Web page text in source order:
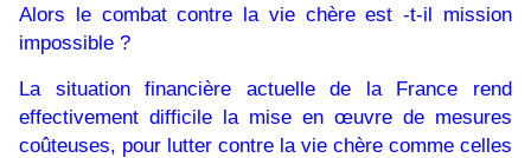
Alors le combat contre la vie chère est -t-il mission
impossible ?
La situation financière actuelle de la France rend
effectivement difficile la mise en œuvre de mesures
coûteuses, pour lutter contre la vie chère comme celles